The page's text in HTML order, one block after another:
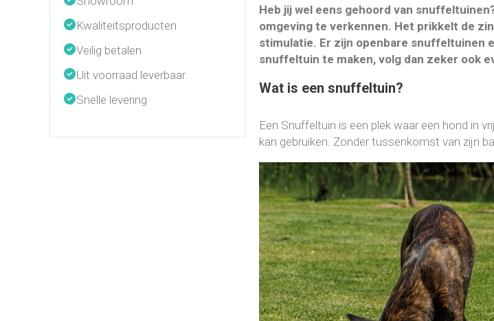
Heb jij wel eens gehoord van
omgeving te verkennen. Het prikkelt de
stimulatie. Er zijn openbare snuffeltuinen
snuffeltuin te maken, volg dan zeker ook
Wat is een snuffeltuin?
Een Snuffeltuin is een plek waar een hond in
kan gebruiken. Zonder tussenkomst van zijn
Kwaliteitsproducten
Veilig betalen
Uit voorraad leverbaar
Snelle levering